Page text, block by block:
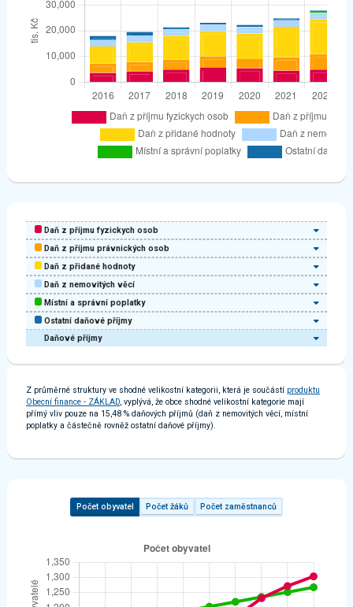
Daňové příjmy
Daň z příjmu fyzickych osob
Daň z příjmu právnických osob
Daň z přidané hodnoty
Daň z nemovitých věcí
Místní a správní poplatky
Ostatní daňové příjmy
Z průměrné struktury ve shodné velikostní kategorii, která je součástí produktu
Obecní finance - ZÁKLAD , vyplývá, že obce shodné velikostní kategorie mají
přímý vliv pouze na 15,48 % daňových příjmů (daň z nemovitých věcí, místní
poplatky a částečně rovněž ostatní daňové příjmy).
Počet obyvatel Počet žáků Počet zaměstnanců